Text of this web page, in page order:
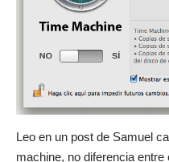
Leo en un post de Samuel
machine, no diferencia